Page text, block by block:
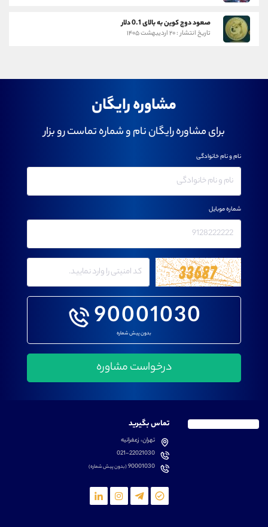
صعود دوج کوین به بالای 0.1 دلار
تاریخ انتشار : ۲۰ اردیبهشت ۱۴۰۵
مشاوره رایگان
برای مشاوره رایگان نام و شماره تماست رو بزار
90001030
بدون پیش شماره
نام و نام خانوادگی
شماره موبایل
تماس بگیرید
تهران، زعفرانیه
021-22021030
90001030(بدون پیش شماره)